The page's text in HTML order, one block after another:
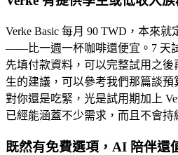
Verke Basic 每月 90 TWD，本來
——比一週一杯咖啡還便宜。7 天
先填付款資料，可以完整試用之
生的建議，可以參考我們那篇談預
對你還是吃緊，光是試用期加上
已經能涵蓋不少需求，而且不會持
既然有免費選項，AI 陪伴還